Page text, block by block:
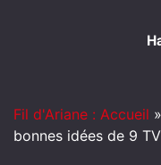
Fil d'Ariane : Accueil »
bonnes idées de 9 TV